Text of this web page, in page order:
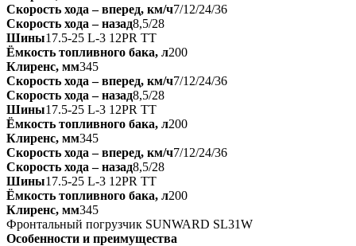
Скорость хода ‒ вперед, км/ч7/12/24/36
Скорость хода ‒ назад8,5/28
Шины17.5-25 L-3 12PR TT
Ёмкость топливного бака, л200
Клиренс, мм345
Скорость хода ‒ вперед, км/ч7/12/24/36
Скорость хода ‒ назад8,5/28
Шины17.5-25 L-3 12PR TT
Ёмкость топливного бака, л200
Клиренс, мм345
Скорость хода ‒ вперед, км/ч7/12/24/36
Скорость хода ‒ назад8,5/28
Шины17.5-25 L-3 12PR TT
Ёмкость топливного бака, л200
Клиренс, мм345
Фронтальный погрузчик SUNWARD SL31W
Особенности и преимущества